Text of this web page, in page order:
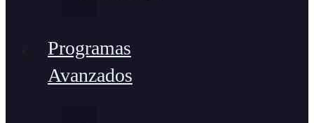
Programas
Avanzados